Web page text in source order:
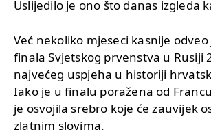
Uslijedilo je ono što danas izgleda
Već nekoliko mjeseci kasnije
finala Svjetskog prvenstva u Rusiji
najvećeg uspjeha u historiji
Iako je u finalu poražena od
je osvojila srebro koje će zauvijek
zlatnim slovima.